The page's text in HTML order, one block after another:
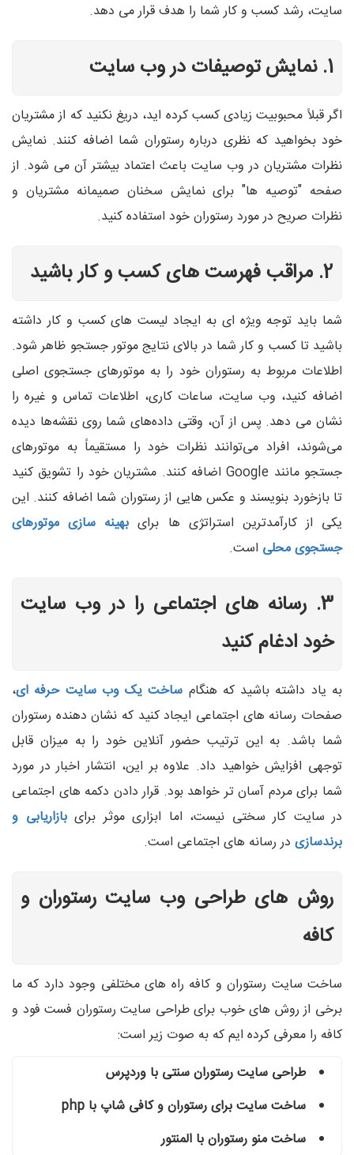
سایت، رشد کسب و کار شما را هدف قرار می دهد.
1. نمایش توصیفات در وب سایت
اگر قبلاً محبوبیت زیادی کسب کرده اید، دریغ نکنید که از مشتریان
خود بخواهید که نظری درباره رستوران شما اضافه کنند. نمایش
نظرات مشتریان در وب سایت باعث اعتماد بیشتر آن می شود. از
صفحه "توصیه ها" برای نمایش سخنان صمیمانه مشتریان و
نظرات صریح در مورد رستوران خود استفاده کنید.
2. مراقب فهرست های کسب و کار باشید
شما باید توجه ویژه ای به ایجاد لیست های کسب و کار داشته
باشید تا کسب و کار شما در بالای نتایج موتور جستجو ظاهر شود.
اطلاعات مربوط به رستوران خود را به موتورهای جستجوی اصلی
اضافه کنید، وب سایت، ساعات کاری، اطلاعات تماس و غیره را
نشان می دهد. پس از آن، وقتی داده‌های شما روی نقشه‌ها دیده
می‌شوند، افراد می‌توانند نظرات خود را مستقیماً به موتورهای
جستجو مانند Google اضافه کنند. مشتریان خود را تشویق کنید
تا بازخورد بنویسند و عکس هایی از رستوران شما اضافه کنند. این
یکی از کارآمدترین استراتژی ها برای بهینه سازی موتورهای
جستجوی محلی است.
3. رسانه های اجتماعی را در وب سایت
خود ادغام کنید
به یاد داشته باشید که هنگام ساخت یک وب سایت حرفه ای،
صفحات رسانه های اجتماعی ایجاد کنید که نشان دهنده رستوران
شما باشد. به این ترتیب حضور آنلاین خود را به میزان قابل
توجهی افزایش خواهید داد. علاوه بر این، انتشار اخبار در مورد
شما برای مردم آسان تر خواهد بود. قرار دادن دکمه های اجتماعی
در سایت کار سختی نیست، اما ابزاری موثر برایبازاریابی و
برندسازی در رسانه های اجتماعی است.
روش های طراحی وب سایت رستوران و
کافه
ساخت سایت رستوران و کافه راه های مختلفی وجود دارد که ما
برخی از روش های خوب برای طراحی سایت رستوران فست فود و
کافه را معرفی کرده ایم که به صوت زیر است:
طراحی سایت رستوران سنتی با وردپرس
ساخت سایت برای رستوران و کافی شاپ با php
ساخت منو رستوران با المنتور